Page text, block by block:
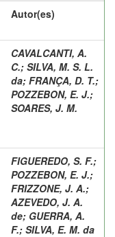
Autor(es)
CAVALCANTI, A.
C.; SILVA, M. S. L.
da; FRANÇA, D. T.;
POZZEBON, E. J.;
SOARES, J. M.
FIGUEREDO, S. F.;
POZZEBON, E. J.;
FRIZZONE, J. A.;
AZEVEDO, J. A.
de; GUERRA, A.
F.; SILVA, E. M. da